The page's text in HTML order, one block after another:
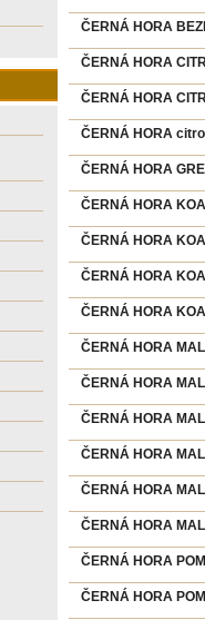
ČERNÁ HORA
ČERNÁ HORA
ČERNÁ HORA
ČERNÁ HORA
ČERNÁ HORA
ČERNÁ HORA
ČERNÁ HORA
ČERNÁ HORA
ČERNÁ HORA
ČERNÁ HORA
ČERNÁ HORA
ČERNÁ HORA
ČERNÁ HORA
ČERNÁ HORA
ČERNÁ HORA
ČERNÁ HORA
ČERNÁ HORA